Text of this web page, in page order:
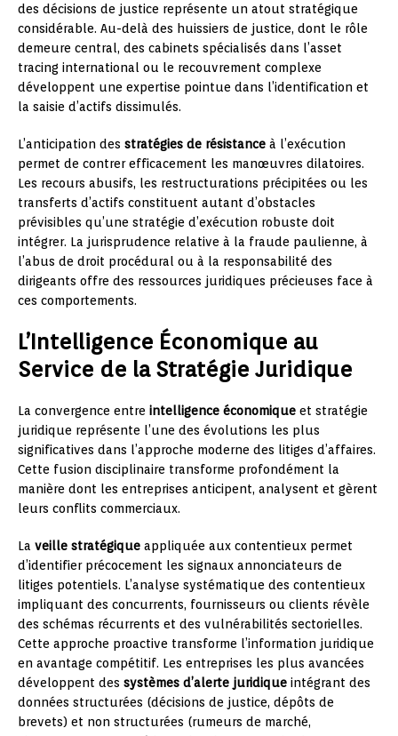
des décisions de justice représente un atout stratégique
considérable. Au-delà des huissiers de justice, dont le rôle
demeure central, des cabinets spécialisés dans l’asset
tracing international ou le recouvrement complexe
développent une expertise pointue dans l’identification et
la saisie d’actifs dissimulés.
L’anticipation des stratégies de résistance à l’exécution
permet de contrer efficacement les manœuvres dilatoires.
Les recours abusifs, les restructurations précipitées ou les
transferts d’actifs constituent autant d’obstacles
prévisibles qu’une stratégie d’exécution robuste doit
intégrer. La jurisprudence relative à la fraude paulienne, à
l’abus de droit procédural ou à la responsabilité des
dirigeants offre des ressources juridiques précieuses face à
ces comportements.
L’Intelligence Économique au
Service de la Stratégie Juridique
La convergence entre intelligence économique et stratégie
juridique représente l’une des évolutions les plus
significatives dans l’approche moderne des litiges d’affaires.
Cette fusion disciplinaire transforme profondément la
manière dont les entreprises anticipent, analysent et gèrent
leurs conflits commerciaux.
La veille stratégique appliquée aux contentieux permet
d’identifier précocement les signaux annonciateurs de
litiges potentiels. L’analyse systématique des contentieux
impliquant des concurrents, fournisseurs ou clients révèle
des schémas récurrents et des vulnérabilités sectorielles.
Cette approche proactive transforme l’information juridique
en avantage compétitif. Les entreprises les plus avancées
développent des systèmes d’alerte juridique intégrant des
données structurées (décisions de justice, dépôts de
brevets) et non structurées (rumeurs de marché,